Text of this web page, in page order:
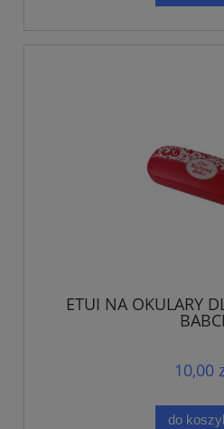
ETUI NA OKULARY
BABCI
10,00
do